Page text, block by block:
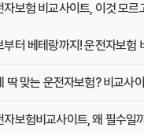
자보험 비교사이트, 이것 모
부터 베테랑까지! 운전자보험
딱 맞는 운전자보험? 비교사
자보험비교사이트, 왜 필수일